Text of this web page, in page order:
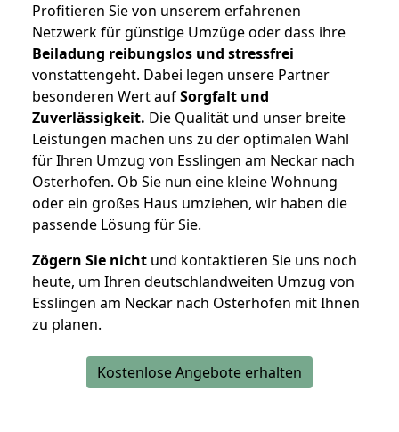
Profitieren Sie von unserem erfahrenen
Netzwerk für günstige Umzüge oder dass ihre
Beiladung reibungslos und stressfrei
vonstattengeht. Dabei legen unsere Partner
besonderen Wert aufSorgfalt und
Zuverlässigkeit. Die Qualität und unser breite
Leistungen machen uns zu der optimalen Wahl
für Ihren Umzug von Esslingen am Neckar nach
Osterhofen. Ob Sie nun eine kleine Wohnung
oder ein großes Haus umziehen, wir haben die
passende Lösung für Sie.
Zögern Sie nicht und kontaktieren Sie uns noch
heute, um Ihren deutschlandweiten Umzug von
Esslingen am Neckar nach Osterhofen mit Ihnen
zu planen.
Kostenlose Angebote erhalten